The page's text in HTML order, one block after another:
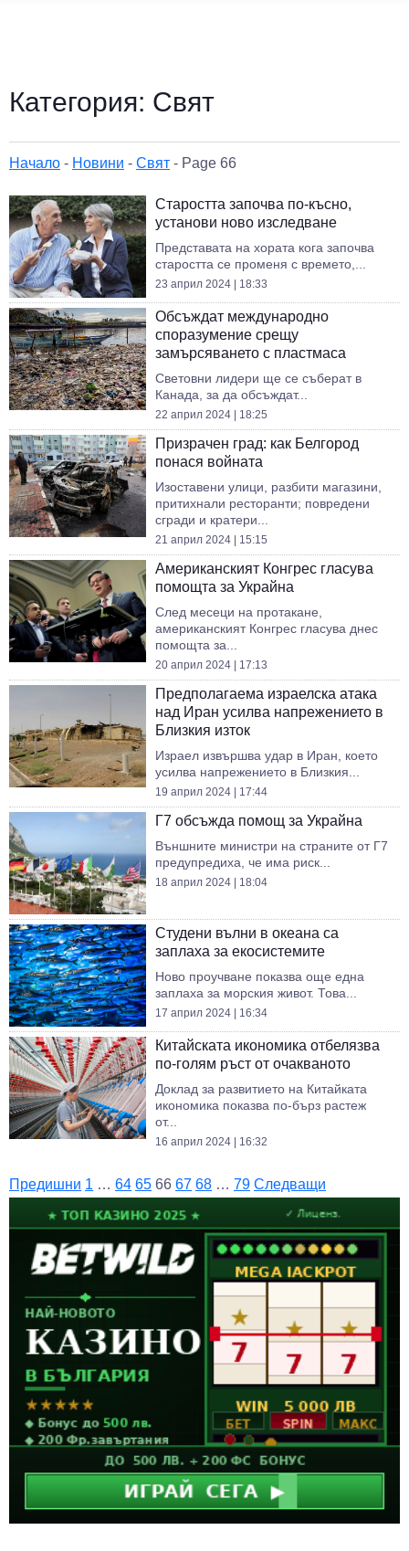
Категория: Свят
Начало - Новини - Свят - Page 66
Старостта започва по-късно,
установи ново изследване
Представата на хората кога започва
старостта се променя с времето,...
23 април 2024 | 18:33
Обсъждат международно
споразумение срещу
замърсяването с пластмаса
Световни лидери ще се съберат в
Канада, за да обсъждат...
22 април 2024 | 18:25
Призрачен град: как Белгород
понася войната
Изоставени улици, разбити магазини,
притихнали ресторанти; повредени
сгради и кратери...
21 април 2024 | 15:15
Американският Конгрес гласува
помощта за Украйна
След месеци на протакане,
американският Конгрес гласува днес
помощта за...
20 април 2024 | 17:13
Предполагаема израелска атака
над Иран усилва напрежението в
Близкия изток
Израел извършва удар в Иран, което
усилва напрежението в Близкия...
19 април 2024 | 17:44
Г7 обсъжда помощ за Украйна
Външните министри на страните от Г7
предупредиха, че има риск...
18 април 2024 | 18:04
Студени вълни в океана са
заплаха за екосистемите
Новo проучване показва още една
заплаха за морския живот. Това...
17 април 2024 | 16:34
Китайската икономика отбелязва
по-голям ръст от очакваното
Доклад за развитието на Китайката
икономика показва по-бърз растеж
от...
16 април 2024 | 16:32
Предишни 1 … 64 65 66 67 68 … 79 Следващи